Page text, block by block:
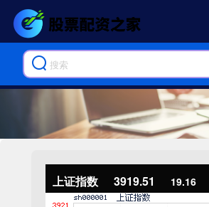
上证指数 3919.51 19.16